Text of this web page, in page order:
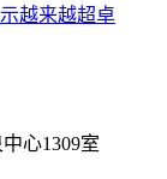
越来越超卓
心1309室